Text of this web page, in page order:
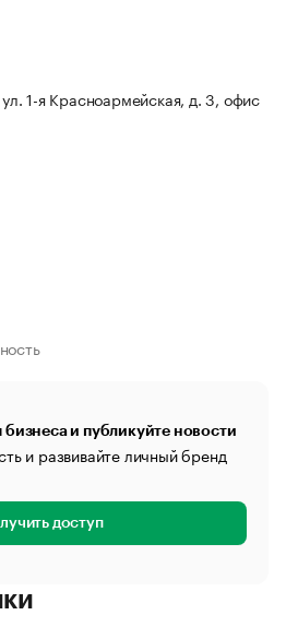
1-я Красноармейская, д. 3, офис
и публикуйте новости
и развивайте личный бренд
доступ